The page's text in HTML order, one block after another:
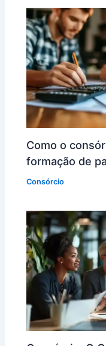
Como o
formação de
Consórcio